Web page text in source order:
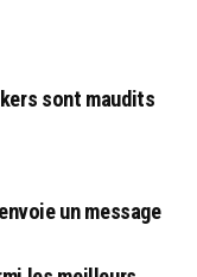
sont maudits
un message